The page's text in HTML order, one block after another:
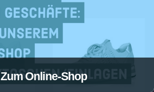
Zum Online-Shop